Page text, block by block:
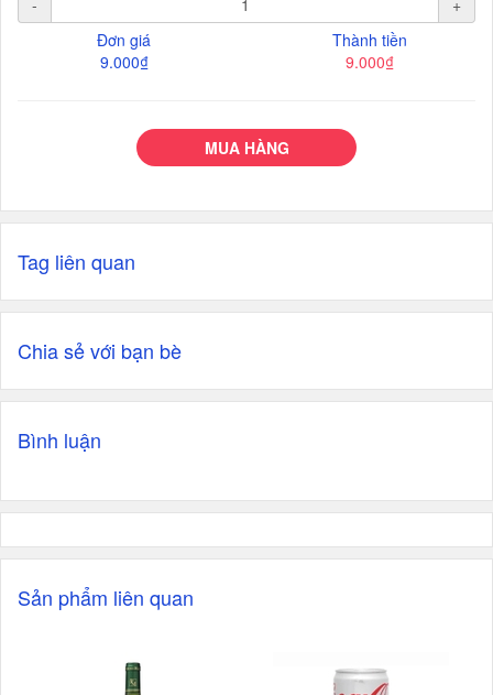
-
+
Đơn giá
9.000₫
Thành tiền
9.000₫
MUA HÀNG
Tag liên quan
Chia sẻ với bạn bè
Bình luận
Sản phẩm liên quan